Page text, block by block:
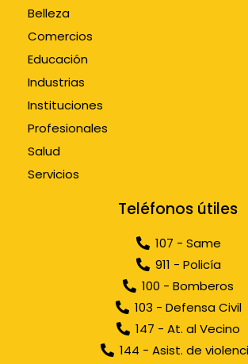
Belleza
Comercios
Educación
Industrias
Instituciones
Profesionales
Salud
Servicios
Teléfonos útiles
107 - Same
911 - Policía
100 - Bomberos
103 - Defensa Civil
147 - At. al Vecino
144 - Asist. de